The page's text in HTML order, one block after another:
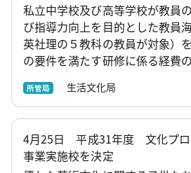
私立中学校及び高等学校が教員
び指導力向上を目的とした教員
英社理の５教科の教員が対象）
の要件を満たす研修に係る経費
所管局 生活文化局
4月25日 平成31年度 文化プロ
事業実施校を決定